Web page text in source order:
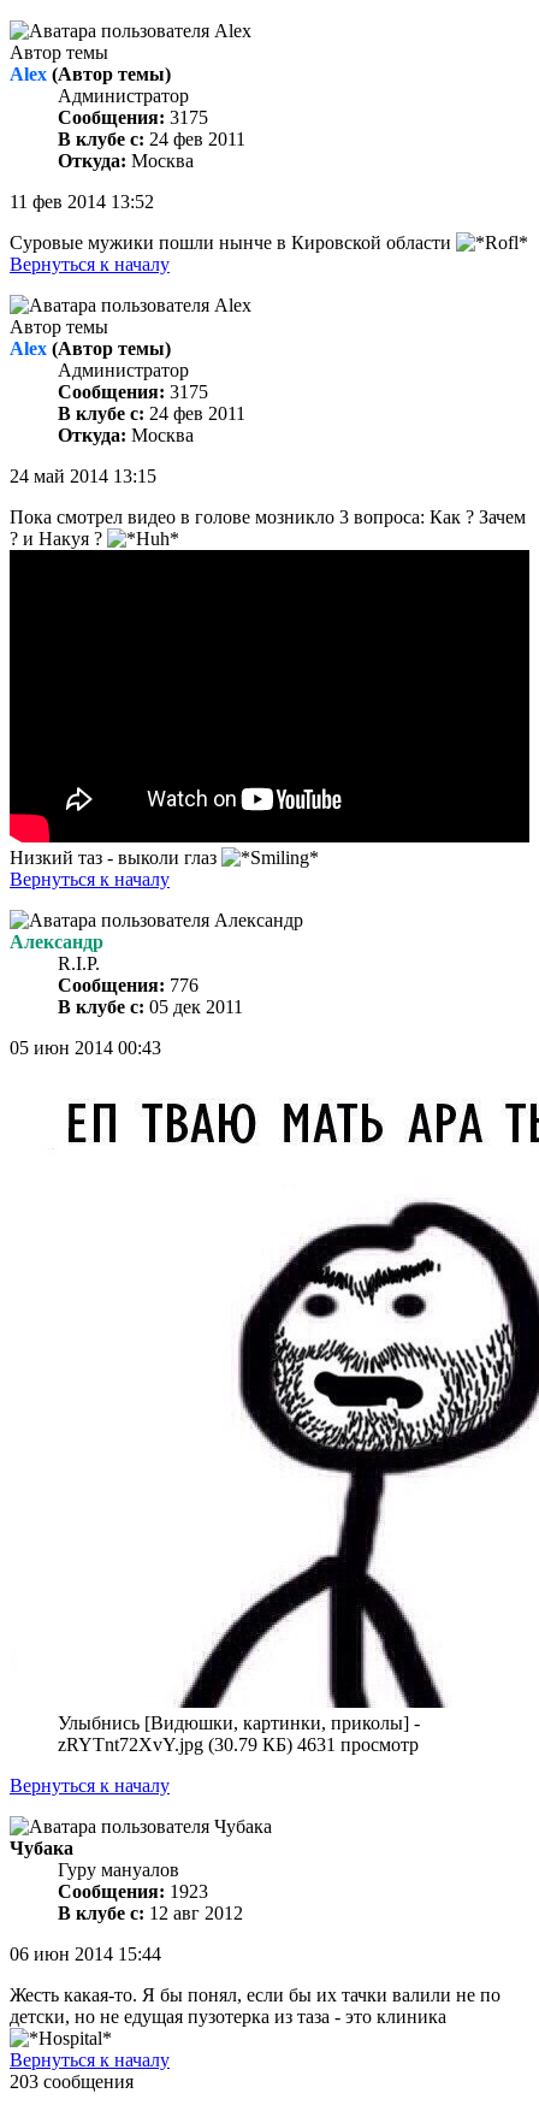
Автор темы
Alex (Автор темы)
Администратор
Сообщения: 3175
В клубе с: 24 фев 2011
Откуда: Москва
11 фев 2014 13:52
Суровые мужики пошли нынче в Кировской области
Вернуться к началу
Автор темы
Alex (Автор темы)
Администратор
Сообщения: 3175
В клубе с: 24 фев 2011
Откуда: Москва
24 май 2014 13:15
Пока смотрел видео в голове мозникло 3 вопроса: Как ? Зачем
? и Накуя ?
Низкий таз - выколи глаз
Вернуться к началу
Александр
R.I.P.
Сообщения: 776
В клубе с: 05 дек 2011
05 июн 2014 00:43
Улыбнись [Видюшки, картинки, приколы] -
zRYTnt72XvY.jpg (30.79 КБ) 4631 просмотр
Вернуться к началу
Чубака
Гуру мануалов
Сообщения: 1923
В клубе с: 12 авг 2012
06 июн 2014 15:44
Жесть какая-то. Я бы понял, если бы их тачки валили не по
детски, но не едущая пузотерка из таза - это клиника
Вернуться к началу
203 сообщения